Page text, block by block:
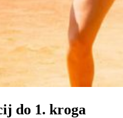
do 1. kroga